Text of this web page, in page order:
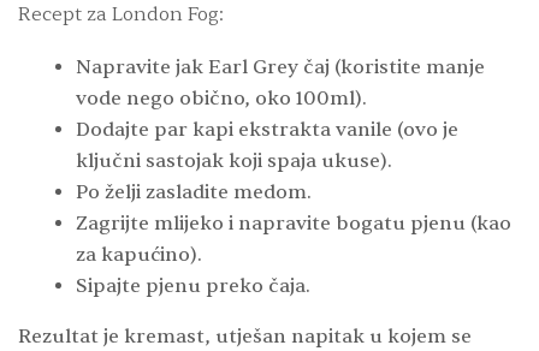
Recept za London Fog:
Napravite jak Earl Grey čaj (koristite manje
vode nego obično, oko 100ml).
Dodajte par kapi ekstrakta vanile (ovo je
ključni sastojak koji spaja ukuse).
Po želji zasladite medom.
Zagrijte mlijeko i napravite bogatu pjenu (kao
za kapućino).
Sipajte pjenu preko čaja.
Rezultat je kremast, utješan napitak u kojem se